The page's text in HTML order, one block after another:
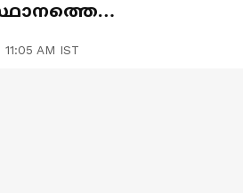
പറയും ഈ ലെയ്ത്
AM IST